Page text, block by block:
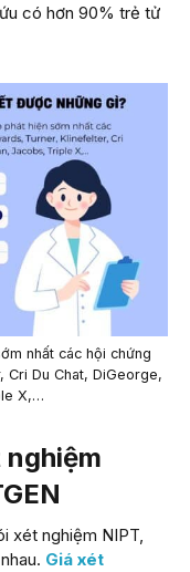
có hơn 90% trẻ tử
nhất các hội chứng
Cri Du Chat, DiGeorge,
X,…
nghiệm
xét nghiệm NIPT,
Giá xét